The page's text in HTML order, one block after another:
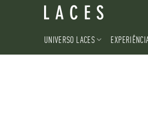
UNIVERSO LACES